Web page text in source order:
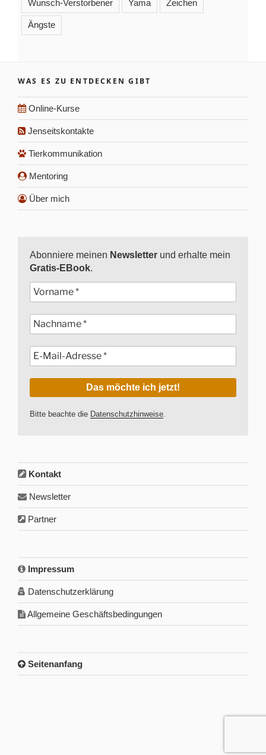
Wunsch-Verstorbener Yama Zeichen
Ängste
WAS ES ZU ENTDECKEN GIBT
Online-Kurse
Jenseitskontakte
Tierkommunikation
Mentoring
Über mich
Abonniere meinen Newsletter und erhalte mein
Gratis-EBook.
Bitte beachte die Datenschutzhinweise.
Kontakt
Newsletter
Partner
Impressum
Datenschutzerklärung
Allgemeine Geschäftsbedingungen
Seitenanfang